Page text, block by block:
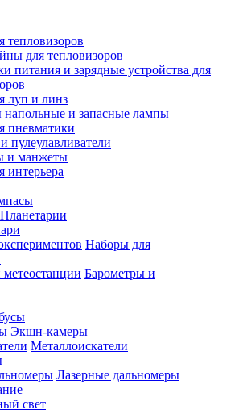
тепловизоров
для тепловизоров
питания и зарядные устройства для
луп и линз
и запасные лампы
пневматики
и манжеты
интерьера
Планетарии
Наборы для
Барометры и
Экшн-камеры
Металлоискатели
Лазерные дальномеры
свет